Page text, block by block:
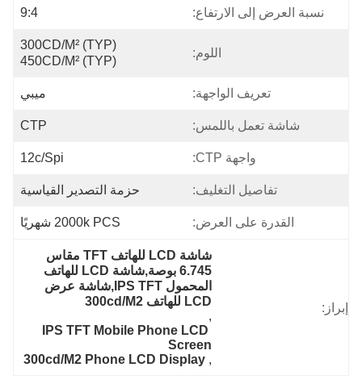
نسبة العرض إلى الارتفاع: 9:4
اللوم:
300CD/M² (TYP)
450CD/M² (TYP)
تعريف الواجهة: ميبي
شاشة تعمل باللمس: CTP
واجهة CTP: 12c/spi
تفاصيل التغليف: حزمة التصدير القياسية
القدرة على العرض: 2000k PCS شهريًا
إبراز:
LCD للهاتف 300cd/M2
,
IPS TFT Mobile Phone LCD
Screen
,
300cd/M2 Phone LCD Display